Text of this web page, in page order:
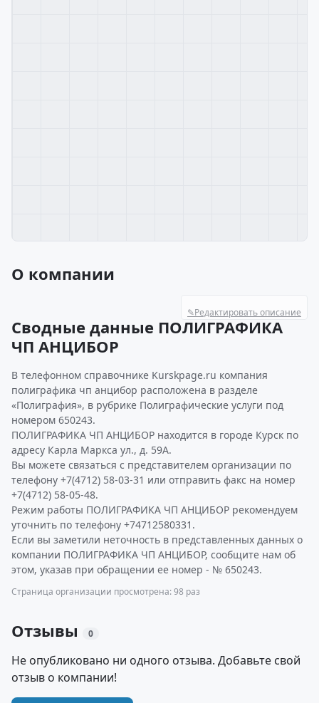
О компании
✎Редактировать описание
Сводные данные ПОЛИГРАФИКА
ЧП АНЦИБОР
В телефонном справочнике Kurskpage.ru компания
полиграфика чп анцибор расположена в разделе
«Полиграфия», в рубрике Полиграфические услуги под
номером 650243.
ПОЛИГРАФИКА ЧП АНЦИБОР находится в городе Курск по
адресу Карла Маркса ул., д. 59А.
Вы можете связаться с представителем организации по
телефону +7(4712) 58-03-31 или отправить факс на номер
+7(4712) 58-05-48.
Режим работы ПОЛИГРАФИКА ЧП АНЦИБОР рекомендуем
уточнить по телефону +74712580331.
Если вы заметили неточность в представленных данных о
компании ПОЛИГРАФИКА ЧП АНЦИБОР, сообщите нам об
этом, указав при обращении ее номер - № 650243.
Страница организации просмотрена: 98 раз
Отзывы 0
Не опубликовано ни одного отзыва. Добавьте свой
отзыв о компании!